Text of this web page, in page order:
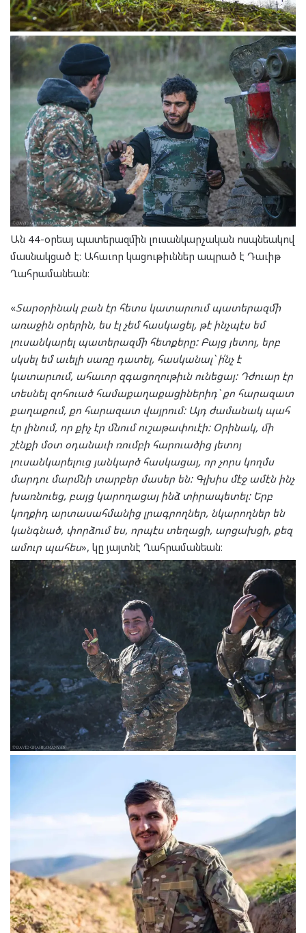
Ան 44-օրեայ պատերազմին լուսանկարչական ոսպնեակով
մասնակցած է։ Ահաւոր կացութիւններ ապրած է Դաւիթ
Ղահրամանեան։
«Տարօրինակ բան էր հետս կատարւում պատերազմի
առաջին օրերին, ես էլ չեմ հասկացել, թէ ինչպէս եմ
լուսանկարել պատերազմի հետքերը: Բայց յետոյ, երբ
սկսել եմ աւելի սառը դատել, հասկանալ` ի՛նչ է
կատարւում, ահաւոր զգացողութիւն ունեցայ: Դժուար էր
տեսնել զոհուած համաքաղաքացիներիդ` քո հարազատ
քաղաքում, քո հարազատ վայրում: Այդ ժամանակ պահ
էր լինում, որ քիչ էր մնում ուշաթափուէի: Օրինակ, մի
շէնքի մօտ օդանաւի ռումբի հարուածից յետոյ
լուսանկարելուց յանկարծ հասկացայ, որ չորս կողմս
մարդու մարմնի տարբեր մասեր են: Գլխիս մէջ ամէն ինչ
խառնուեց, բայց կարողացայ ինձ տիրապետել: Երբ
կողքիդ արտասահմանից լրագրողներ, նկարողներ են
կանգնած, փորձում ես, որպէս տեղացի, արցախցի, քեզ
ամուր պահես», կը յայտնէ Ղահրամանեան։